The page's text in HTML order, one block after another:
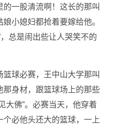
一股清流啊！这长的那叫
小媳妇都抢着要嫁给他。
总是闹出些让人哭笑不的
球必赛，王中山大学那叫
身材，跟篮球场上的那些
大佛”。必赛当天，他穿着
必他头还大的篮球，一上